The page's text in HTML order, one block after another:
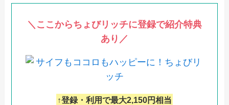
＼ここからちょびリッチに登録で紹介特典
あり／
↑登録・利用で最大2,150円相当